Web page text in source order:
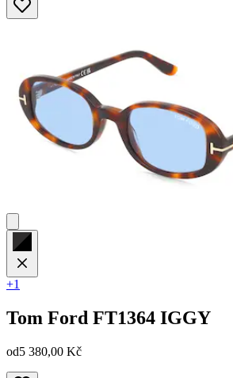
+1
Tom Ford FT1364 IGGY
od5 380,00 Kč